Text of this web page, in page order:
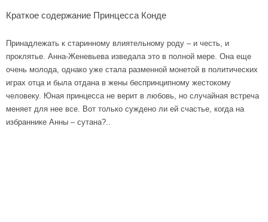
Краткое содержание Принцесса Конде
Принадлежать к старинному влиятельному роду – и честь, и
проклятье. Анна-Женевьева изведала это в полной мере. Она еще
очень молода, однако уже стала разменной монетой в политических
играх отца и была отдана в жены беспринципному жестокому
человеку. Юная принцесса не верит в любовь, но случайная встреча
меняет для нее все. Вот только суждено ли ей счастье, когда на
избраннике Анны – сутана?..